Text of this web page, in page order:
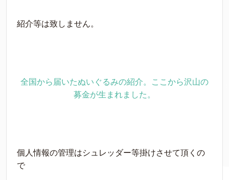
紹介等は致しません。
全国から届いたぬいぐるみの紹介。ここから沢山の
募金が生まれました。
個人情報の管理はシュレッダー等掛けさせて頂くの
で